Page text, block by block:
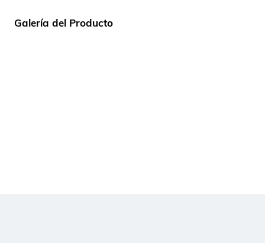
Galería del Producto